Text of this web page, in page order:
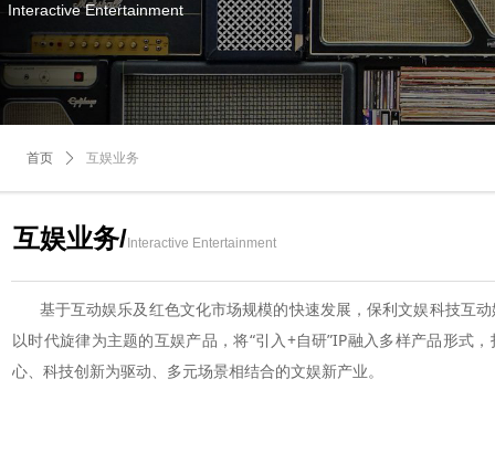
Interactive Entertainment
首页 ꄲ 互娱业务
互娱业务/ Interactive Entertainment
基于互动娱乐及红色文化市场规模的快速发展，保利文娱科技互动
以时代旋律为主题的互娱产品，将“引入+自研”IP融入多样产品形式
心、科技创新为驱动、多元场景相结合的文娱新产业。